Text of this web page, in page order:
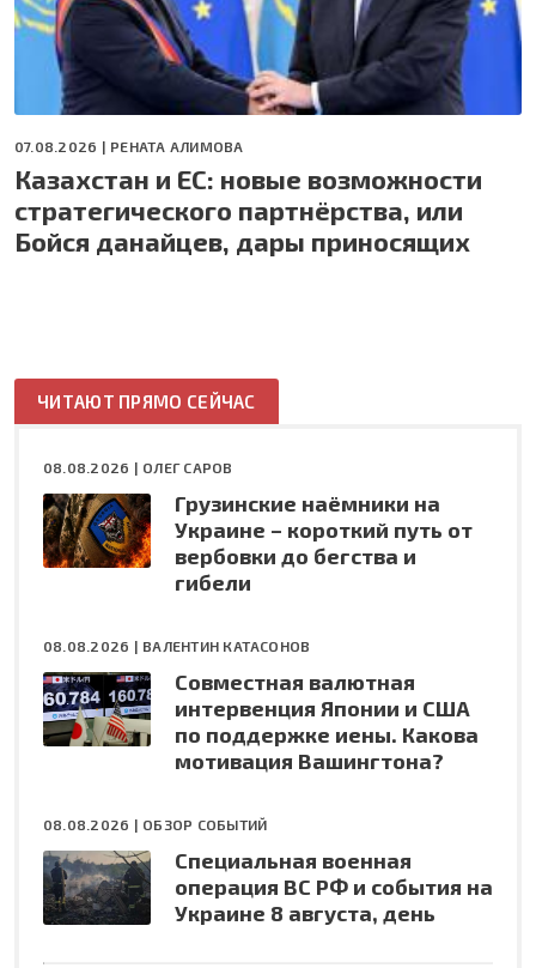
07.08.2026 | РЕНАТА АЛИМОВА
Казахстан и ЕС: новые возможности
стратегического партнёрства, или
Бойся данайцев, дары приносящих
ЧИТАЮТ ПРЯМО СЕЙЧАС
08.08.2026 | ОЛЕГ САРОВ
Грузинские наёмники на
Украине – короткий путь от
вербовки до бегства и
гибели
08.08.2026 | ВАЛЕНТИН КАТАСОНОВ
Совместная валютная
интервенция Японии и США
по поддержке иены. Какова
мотивация Вашингтона?
08.08.2026 | ОБЗОР СОБЫТИЙ
Специальная военная
операция ВС РФ и события на
Украине 8 августа, день